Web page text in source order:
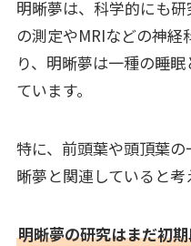
明晰夢は、科学的にも
の測定やMRIなどの神経
り、明晰夢は一種の睡
ています。
特に、前頭葉や頭頂葉
晰夢と関連していると考
明晰夢の研究はまだ初